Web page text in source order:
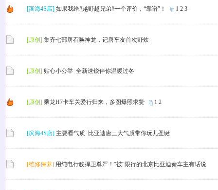
[滨海4S店] 如果我给#越野越兄弟#一个评价，“靠谱”！ 1 2 3
[原创] 集齐七部唐召唤神龙，记唐车友首次野炊
[原创] 贴心小公举 全新速锐伴你温暖过冬
[原创] 乘龙H7卡车关爱行归来，多图爆照求赞 1 2
[滨海4S店] 主要看气质 比亚迪唐三大气质带你玩儿圣诞
[维修保养] 用纯电行驶捍卫尊严！“被“限行的北京比亚迪秦车主有话说